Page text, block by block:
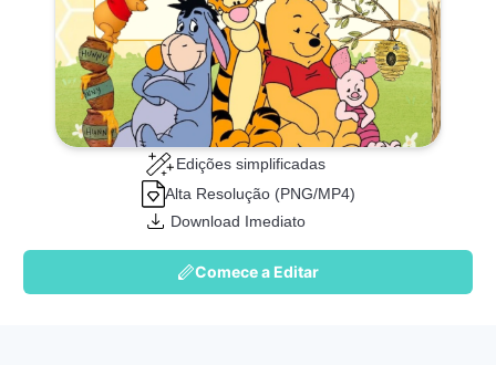
Edições simplificadas
Alta Resolução (PNG/MP4)
Download Imediato
Comece a Editar